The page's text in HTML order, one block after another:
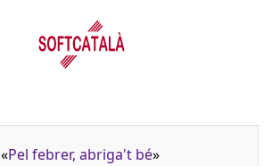
«Pel febrer, abriga't bé»